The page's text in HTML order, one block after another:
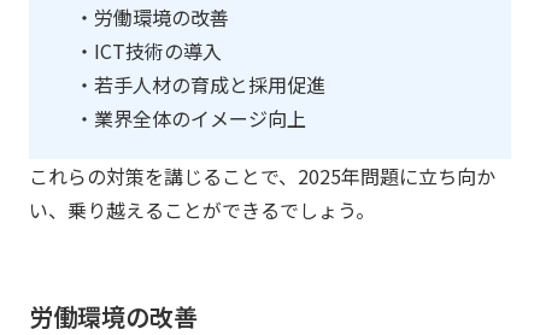
・労働環境の改善
・ICT技術の導入
・若手人材の育成と採用促進
・業界全体のイメージ向上
これらの対策を講じることで、2025年問題に立ち向か
い、乗り越えることができるでしょう。
労働環境の改善